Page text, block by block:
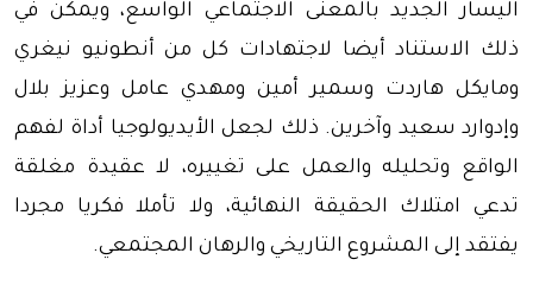
اليسار الجديد بالمعنى الاجتماعي الواسع، ويمكن في
ذلك الاستناد أيضا لاجتهادات كل من أنطونيو نيغري
ومايكل هاردت وسمير أمين ومهدي عامل وعزيز بلال
وإدوارد سعيد وآخرين. ذلك لجعل الأيديولوجيا أداة لفهم
الواقع وتحليله والعمل على تغييره، لا عقيدة مغلقة
تدعي امتلاك الحقيقة النهائية، ولا تأملا فكريا مجردا
يفتقد إلى المشروع التاريخي والرهان المجتمعي.